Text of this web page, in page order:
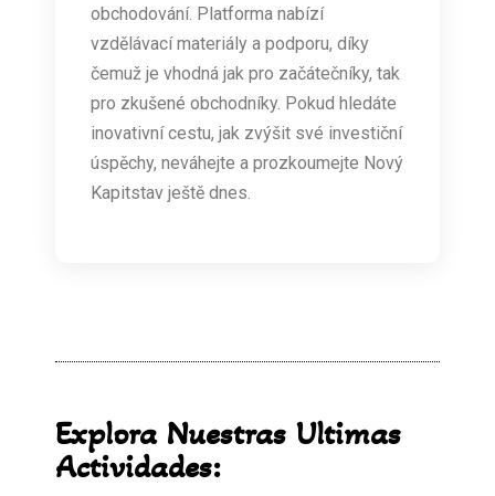
obchodování. Platforma nabízí
vzdělávací materiály a podporu, díky
čemuž je vhodná jak pro začátečníky, tak
pro zkušené obchodníky. Pokud hledáte
inovativní cestu, jak zvýšit své investiční
úspěchy, neváhejte a prozkoumejte Nový
Kapitstav ještě dnes.
Explora Nuestras Ultimas
Actividades: